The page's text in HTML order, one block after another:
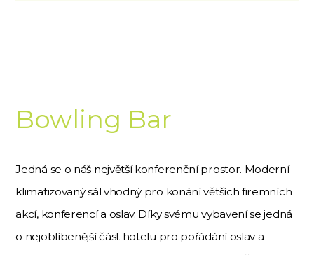
Bowling Bar
Jedná se o náš největší konferenční prostor. Moderní
klimatizovaný sál vhodný pro konání větších firemních
akcí, konferencí a oslav. Díky svému vybavení se jedná
o nejoblíbenější část hotelu pro pořádání oslav a